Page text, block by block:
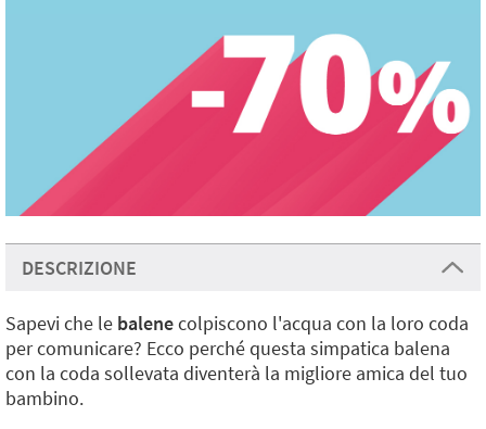
DESCRIZIONE
Sapevi che le balenecolpiscono l'acqua con la loro coda
per comunicare? Ecco perché questa simpatica balena
con la coda sollevata diventerà la migliore amica del tuo
bambino.